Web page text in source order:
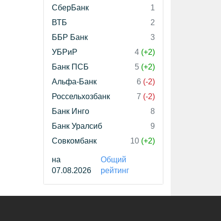
СберБанк
1
ВТБ
2
ББР Банк
3
УБРиР
4 (+2)
Банк ПСБ
5 (+2)
Альфа-Банк
6 (-2)
Россельхозбанк
7 (-2)
Банк Инго
8
Банк Уралсиб
9
Совкомбанк
10 (+2)
на
07.08.2026
Общий
рейтинг